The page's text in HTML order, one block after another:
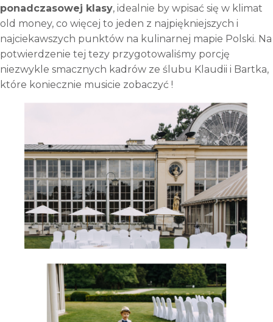
ponadczasowej klasy, idealnie by wpisać się w klimat
old money, co więcej to jeden z najpiękniejszych i
najciekawszych punktów na kulinarnej mapie Polski. Na
potwierdzenie tej tezy przygotowaliśmy porcję
niezwykle smacznych kadrów ze ślubu Klaudii i Bartka,
które koniecznie musicie zobaczyć !